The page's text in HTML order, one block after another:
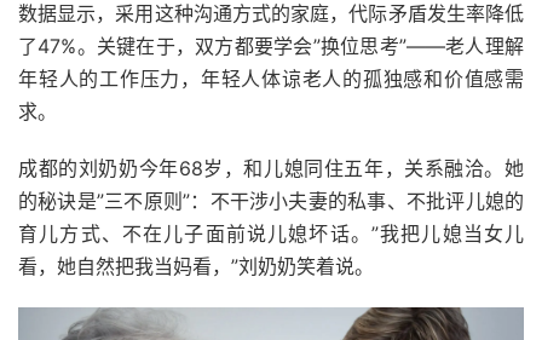
数据显示，采用这种沟通方式的家庭，代际矛盾发生率降低
了47%。关键在于，双方都要学会”换位思考”——老人理解
年轻人的工作压力，年轻人体谅老人的孤独感和价值感需
求。
成都的刘奶奶今年68岁，和儿媳同住五年，关系融洽。她
的秘诀是”三不原则”：不干涉小夫妻的私事、不批评儿媳的
育儿方式、不在儿子面前说儿媳坏话。”我把儿媳当女儿
看，她自然把我当妈看，”刘奶奶笑着说。